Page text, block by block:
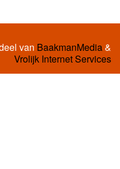
van BaakmanMedia&
Vrolijk Internet Services